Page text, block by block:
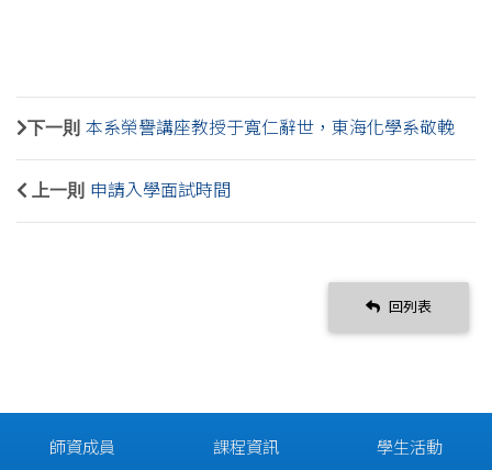
下一則 本系榮譽講座教授于寬仁辭世，東海化學系敬輓
上一則 申請入學面試時間
回列表
師資成員 課程資訊 學生活動